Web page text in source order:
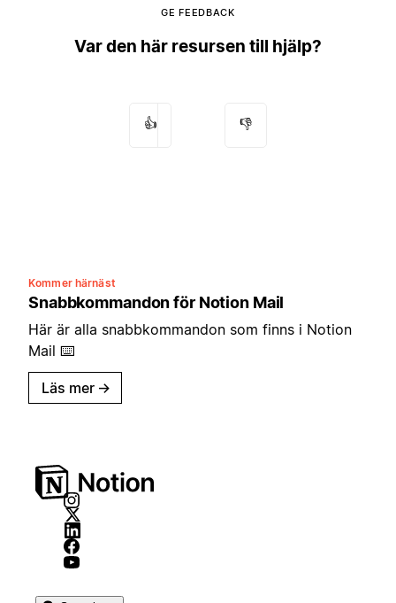
GE FEEDBACK
Var den här resursen till hjälp?
👍 👎
Kommer härnäst
Snabbkommandon för Notion Mail
Här är alla snabbkommandon som finns i Notion
Mail ⌨️
Läs mer →